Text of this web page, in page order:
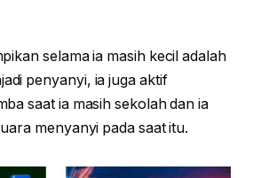
selama ia masih kecil adalah
penyanyi, ia juga aktif
saat ia masih sekolah dan ia
menyanyi pada saat itu.